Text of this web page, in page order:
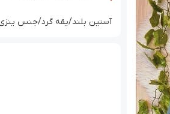
آستین بلند/یقه گرد/جنس